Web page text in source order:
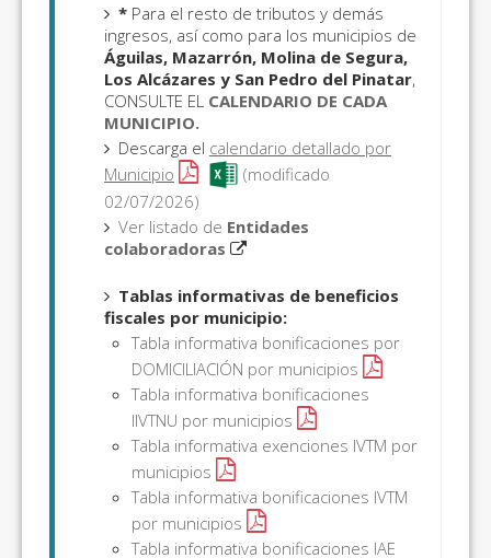
* Para el resto de tributos y demás
ingresos, así como para los municipios de
Águilas, Mazarrón, Molina de Segura,
Los Alcázares y San Pedro del Pinatar,
CONSULTE EL CALENDARIO DE CADA
MUNICIPIO.
Descarga el calendario detallado por
Municipio
(modificado
02/07/2026)
Ver listado de Entidades
colaboradoras
Tablas informativas de beneficios
fiscales por municipio:
Tabla informativa bonificaciones por
DOMICILIACIÓN por municipios
Tabla informativa bonificaciones
IIVTNU por municipios
Tabla informativa exenciones IVTM por
municipios
Tabla informativa bonificaciones IVTM
por municipios
Tabla informativa bonificaciones IAE